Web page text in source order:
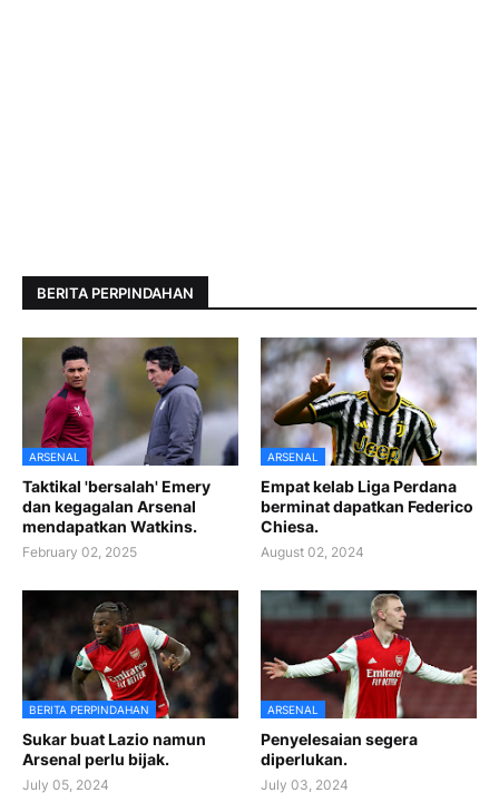
BERITA PERPINDAHAN
ARSENAL
Taktikal 'bersalah' Emery
dan kegagalan Arsenal
mendapatkan Watkins.
February 02, 2025
ARSENAL
Empat kelab Liga Perdana
berminat dapatkan Federico
Chiesa.
August 02, 2024
BERITA PERPINDAHAN
Sukar buat Lazio namun
Arsenal perlu bijak.
July 05, 2024
ARSENAL
Penyelesaian segera
diperlukan.
July 03, 2024